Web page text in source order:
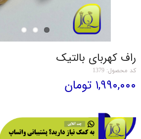
راف کهربای بالتیک
کد محصول: 1379
۱,۹۹۰,۰۰۰ تومان